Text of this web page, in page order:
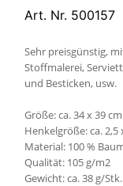
Art. Nr. 500157
Sehr preisgünstig,
Stoffmalerei,
und Besticken, usw.
Größe: ca. 34 x 39 cm
Henkelgröße: ca. 2,5
Material: 100 %
Qualität: 105 g/m2
Gewicht: ca. 38 g/Stk.